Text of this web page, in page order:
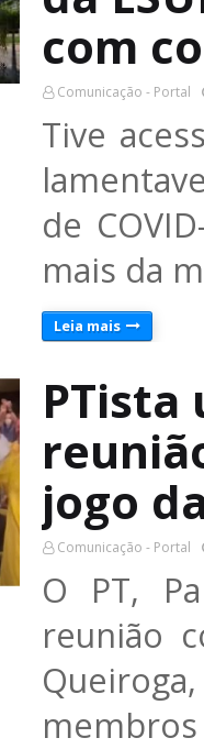
com
Comunicação - Portal
Tive
de
mais da
Leia mais
PTista
jogo
Comunicação - Portal
O PT,
reunião